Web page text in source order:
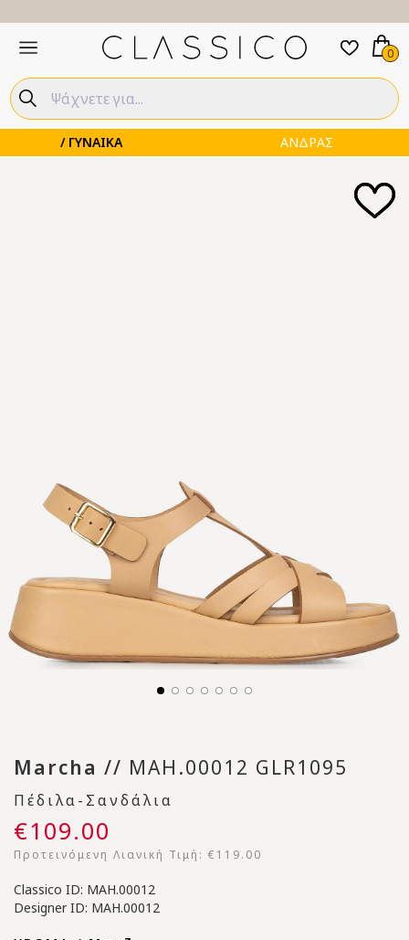
ΓΥΝΑΙΚΑ ΑΝΔΡΑΣ
0
Marcha // MAH.00012 GLR1095
Πέδιλα-Σανδάλια
€109.00
Προτεινόμενη Λιανική Τιμή: €119.00
Classico ID: MAH.00012
Designer ID: MAH.00012